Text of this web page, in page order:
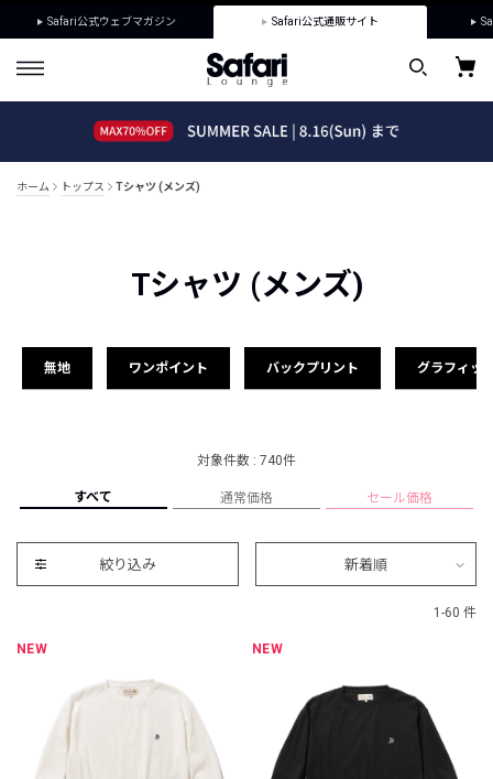
Safari公式ウェブマガジン Safari公式通販サイト
ホーム トップス Tシャツ (メンズ)
Tシャツ (メンズ)
無地 ワンポイント バックプリント グラフィッ
対象件数 : 740件
すべて 通常価格 セール価格
絞り込み 新着順
1-60 件
NEW NEW